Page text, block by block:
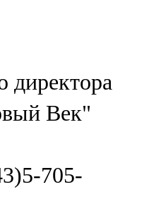
директора
Век"
705-